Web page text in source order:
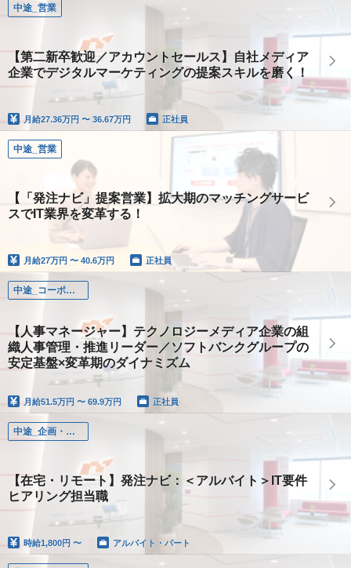
中途_営業
【第二新卒歓迎／アカウントセールス】自社メディア
企業でデジタルマーケティングの提案スキルを磨く！
月給27.36万円 〜 36.67万円 正社員
中途_営業
【「発注ナビ」提案営業】拡大期のマッチングサービ
スでIT業界を変革する！
月給27万円 〜 40.6万円 正社員
中途_コーポレート
【人事マネージャー】テクノロジーメディア企業の組
織人事管理・推進リーダー／ソフトバンクグループの
安定基盤×変革期のダイナミズム
月給51.5万円 〜 69.9万円 正社員
中途_企画・ディレクション
【在宅・リモート】発注ナビ：＜アルバイト＞IT要件
ヒアリング担当職
時給1,800円 〜 アルバイト・パート